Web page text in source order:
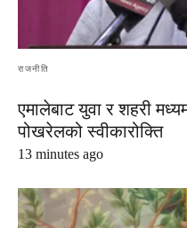
राजनीति
एमालेबाट युवा र शहरी
पोखरेलको स्वीकारोक्ति
13 minutes ago